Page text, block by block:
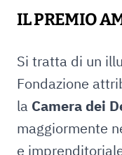
IL PREMIO
Si tratta di un
Fondazione
la Camera dei
maggiormente
e